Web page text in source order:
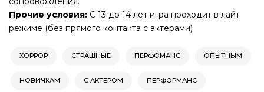
Прочие условия: С 13 до 14 лет игра проходит в лайт
режиме (без прямого контакта с актерами)
ХОРРОР СТРАШНЫЕ ПЕРФОМАНС ОПЫТНЫМ
НОВИЧКАМ С АКТЕРОМ ПЕРФОРМАНС